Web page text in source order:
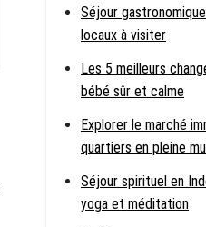
Séjour
locaux à visiter
Les 5 meilleurs
bébé sûr et calme
Explorer le marché
quartiers en pleine
Séjour spirituel en
yoga et méditation